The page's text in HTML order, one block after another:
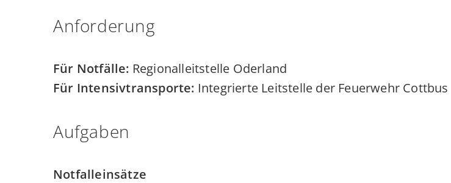
Anforderung
Für Notfälle: Regionalleitstelle Oderland
Für Intensivtransporte: Integrierte Leitstelle der Feuerwehr Cottbus
Aufgaben
Notfalleinsätze